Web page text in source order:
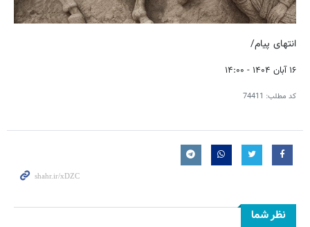
انتهای پیام/
۱۶ آبان ۱۴۰۴ - ۱۴:۰۰
کد مطلب: 74411
نظر شما